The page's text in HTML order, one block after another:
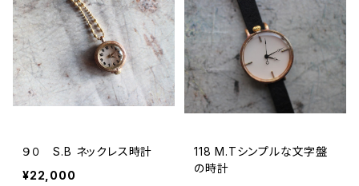
９０ S.B ネックレス時計
¥22,000
118 M.Tシンプルな文字盤
の時計